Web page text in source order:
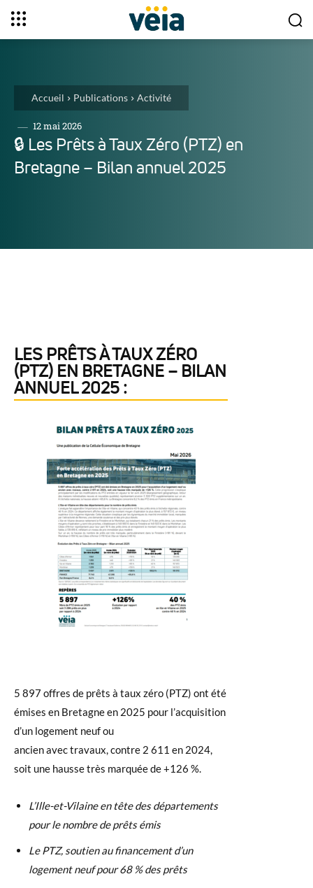
Accueil Publications Activité
12 mai 2026
🔒︎ Les Prêts à Taux Zéro (PTZ) en
Bretagne – Bilan annuel 2025
LES PRÊTS À TAUX ZÉRO
(PTZ) EN BRETAGNE – BILAN
ANNUEL 2025 :
5 897 offres de prêts à taux zéro (PTZ) ont été
émises en Bretagne en 2025 pour l’acquisition
d’un logement neuf ou
ancien avec travaux, contre 2 611 en 2024,
soit une hausse très marquée de +126 %.
L’Ille-et-Vilaine en tête des départements
pour le nombre de prêts émis
Le PTZ, soutien au financement d’un
logement neuf pour 68 % des prêts